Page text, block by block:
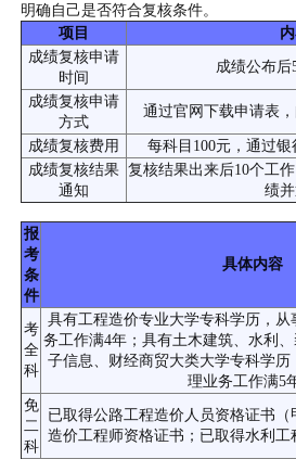
明确自己是否符合复核条件。
项目
成绩复核申请
时间
成绩公布后
成绩复核申请
方式
通过官网下载申请表
成绩复核费用
每科目100元，通过
成绩复核结果
通知
复核结果出来后10个工
绩
报
考
条
件
具体内容
考
全
科
具有工程造价专业大学专科学历，
务工作满4年；具有土木建筑、水利
子信息、财经商贸大类大学专科学
理业务工作满5
免
二
科
已取得公路工程造价人员资格证书
造价工程师资格证书；已取得水利工